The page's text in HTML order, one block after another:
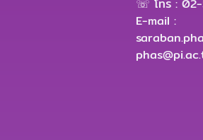
☏ โทร :
E-mail :